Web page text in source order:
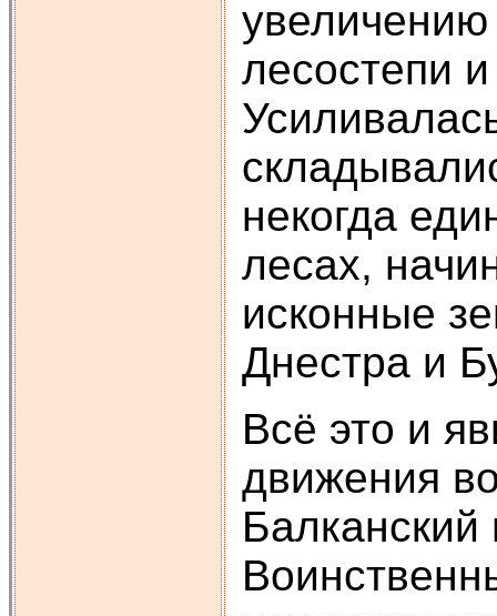
увеличению
лесостепи
некогда
лесах,
исконные
Днестра и
Всё это и
движения